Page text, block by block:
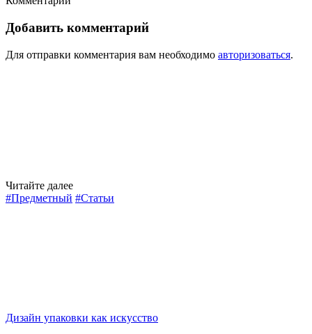
Добавить комментарий
Для отправки комментария вам необходимо авторизоваться.
Читайте далее
#Предметный #Статьи
Дизайн упаковки как искусство